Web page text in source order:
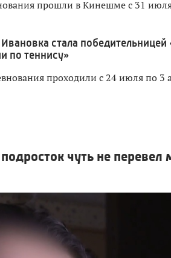
прошли в Кинешме с 31 июля
Ивановка стала победительницей
по теннису»
проходили с 24 июля по 3
чуть не перевел